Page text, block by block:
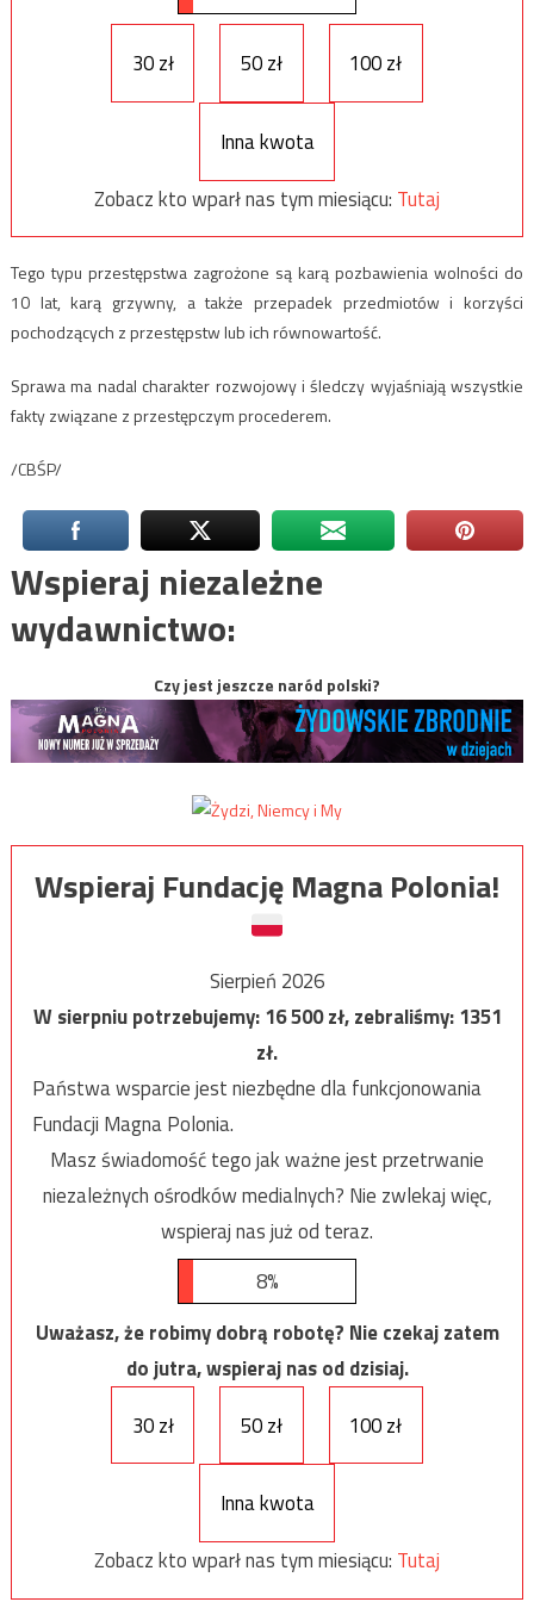
30 zł 50 zł 100 zł
Inna kwota
Zobacz kto wparł nas tym miesiącu: Tutaj
Tego typu przestępstwa zagrożone są karą pozbawienia wolności do
10 lat, karą grzywny, a także przepadek przedmiotów i korzyści
pochodzących z przestępstw lub ich równowartość.
Sprawa ma nadal charakter rozwojowy i śledczy wyjaśniają wszystkie
fakty związane z przestępczym procederem.
/CBŚP/
Wspieraj niezależne
wydawnictwo:
Czy jest jeszcze naród polski?
Wspieraj Fundację Magna Polonia!
Sierpień 2026
W sierpniu potrzebujemy:16 500zł, zebraliśmy:1351
zł.
Państwa wsparcie jest niezbędne dla funkcjonowania
Fundacji Magna Polonia.
Masz świadomość tego jak ważne jest przetrwanie
niezależnych ośrodków medialnych? Nie zwlekaj więc,
wspieraj nas już od teraz.
8%
Uważasz, że robimy dobrą robotę? Nie czekaj zatem
do jutra, wspieraj nas od dzisiaj.
30 zł
50 zł 100 zł
Inna kwota
Zobacz kto wparł nas tym miesiącu: Tutaj